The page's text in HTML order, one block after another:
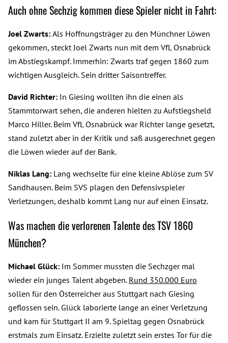
Auch ohne Sechzig kommen diese Spieler nicht in Fahrt:
Joel Zwarts: Als Hoffnungsträger zu den Münchner Löwen
gekommen, steckt Joel Zwarts nun mit dem VfL Osnabrück
im Abstiegskampf. Immerhin: Zwarts traf gegen 1860 zum
wichtigen Ausgleich. Sein dritter Saisontreffer.
David Richter: In Giesing wollten ihn die einen als
Stammtorwart sehen, die anderen hielten zu Aufstiegsheld
Marco Hiller. Beim VfL Osnabrück war Richter lange gesetzt,
stand zuletzt aber in der Kritik und saß ausgerechnet gegen
die Löwen wieder auf der Bank.
Niklas Lang: Lang wechselte für eine kleine Ablöse zum SV
Sandhausen. Beim SVS plagen den Defensivspieler
Verletzungen, deshalb kommt Lang nur auf einen Einsatz.
Was machen die verlorenen Talente des TSV 1860
München?
Michael Glück: Im Sommer mussten die Sechzger mal
wieder ein junges Talent abgeben. Rund 350.000 Euro
sollen für den Österreicher aus Stuttgart nach Giesing
geflossen sein. Glück laborierte lange an einer Verletzung
und kam für Stuttgart II am 9. Spieltag gegen Osnabrück
erstmals zum Einsatz. Erzielte zuletzt sein erstes Tor für die